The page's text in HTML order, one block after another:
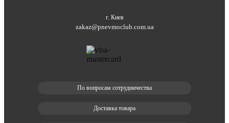
г. Киев
zakaz@pnevmoclub.com.ua
По вопросам сотрудничества
Доставка товара